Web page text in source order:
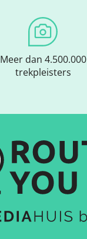
Meer dan 4.500.000
trekpleisters